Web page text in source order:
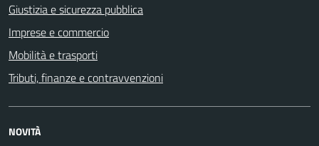
Giustizia e sicurezza pubblica
Imprese e commercio
Mobilità e trasporti
Tributi, finanze e contravvenzioni
NOVITÀ